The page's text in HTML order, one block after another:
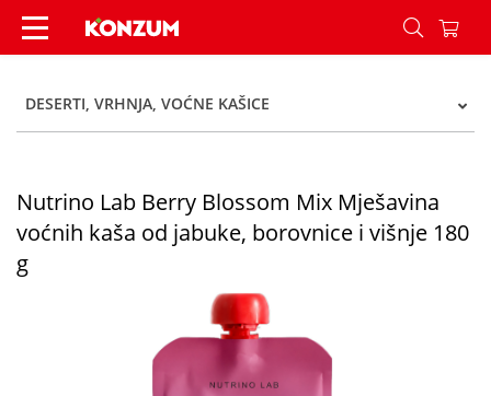
Nutrino Lab Berry Blossom Mix Mješavina
DESERTI, VRHNJA, VOĆNE KAŠICE
Nutrino Lab Berry Blossom Mix Mješavina
voćnih kaša od jabuke, borovnice i višnje 180
g